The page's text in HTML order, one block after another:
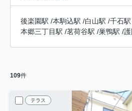
後楽園駅 /本駒込駅 /白山駅 /千石駅
本郷三丁目駅 /茗荷谷駅 /巣鴨駅 /
109件
テラス